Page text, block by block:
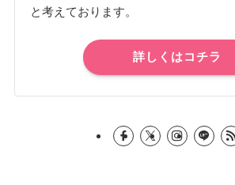
と考えております。
詳しくはコチラ